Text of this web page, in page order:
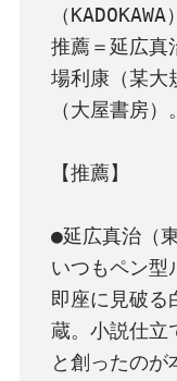
（
推薦＝延広真
場利康（某大
（大屋書房）。
【推薦】
●延広真治（
いつもペン型
即座に見破る
蔵。小説仕立
と創ったのが